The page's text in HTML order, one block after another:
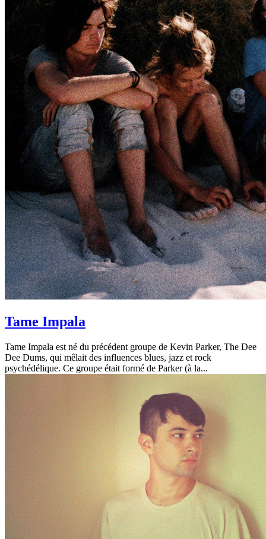
Tame Impala
Tame Impala est né du précédent groupe de Kevin Parker, The Dee
Dee Dums, qui mêlait des influences blues, jazz et rock
psychédélique. Ce groupe était formé de Parker (à la...